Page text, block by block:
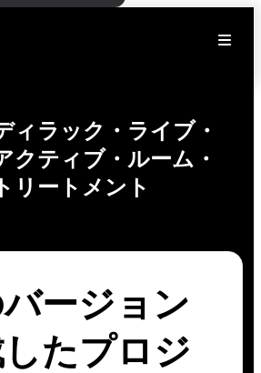
ィラック・ライブ・
クティブ・ルーム・
トリートメント
ージョン
たプロジ